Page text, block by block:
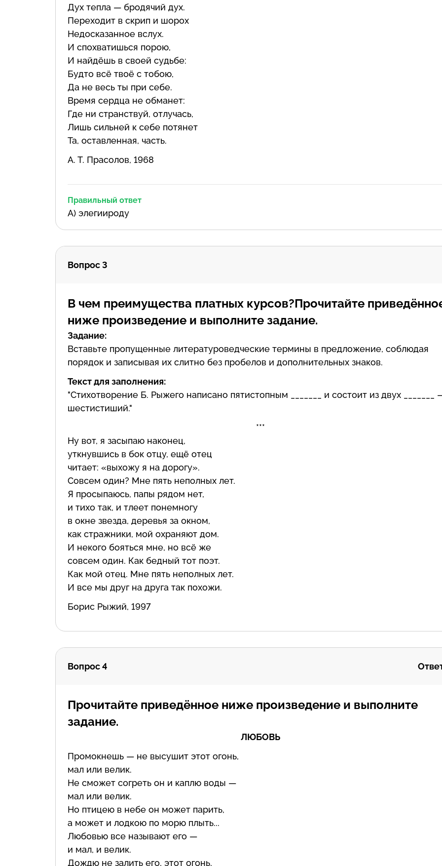
Дух тепла — бродячий дух.
Переходит в скрип и шорох
Недосказанное вслух.
И спохватишься порою,
И найдёшь в своей судьбе:
Будто всё твоё с тобою,
Да не весь ты при себе.
Время сердца не обманет:
Где ни странствуй, отлучась,
Лишь сильней к себе потянет
Та, оставленная, часть.
А. Т. Прасолов, 1968
Правильный ответ
А) элегиироду
Вопрос 3
В чем преимущества платных курсов?Прочитайте
ниже произведение и выполните задание.
Задание:
Вставьте пропущенные литературоведческие термины в предложение, соблюдая
порядок и записывая их слитно без пробелов и дополнительных знаков.
Текст для заполнения:
"Стихотворение Б. Рыжего написано пятистопным _______ и состоит из двух _______
шестистиший."
***
Ну вот, я засыпаю наконец,
уткнувшись в бок отцу, ещё отец
читает: «выхожу я на дорогу».
Совсем один? Мне пять неполных лет.
Я просыпаюсь, папы рядом нет,
и тихо так, и тлеет понемногу
в окне звезда, деревья за окном,
как стражники, мой охраняют дом.
И некого бояться мне, но всё же
совсем один. Как бедный тот поэт.
Как мой отец. Мне пять неполных лет.
И все мы друг на друга так похожи.
Борис Рыжий, 1997
Вопрос 4
Прочитайте приведённое ниже произведение и выполните
задание.
ЛЮБОВЬ
Промокнешь — не высушит этот огонь,
мал или велик.
Не сможет согреть он и каплю воды —
мал или велик.
Но птицею в небе он может парить,
а может и лодкою по морю плыть...
Любовью все называют его —
и мал, и велик.
Дождю не залить его, этот огонь,